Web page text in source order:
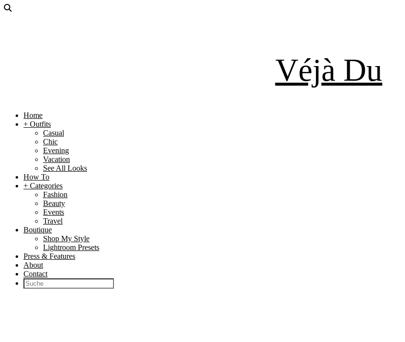
Véjà Du
Home
+ Outfits
Casual
Chic
Evening
Vacation
See All Looks
How To
+ Categories
Fashion
Beauty
Events
Travel
Boutique
Shop My Style
Lightroom Presets
Press & Features
About
Contact